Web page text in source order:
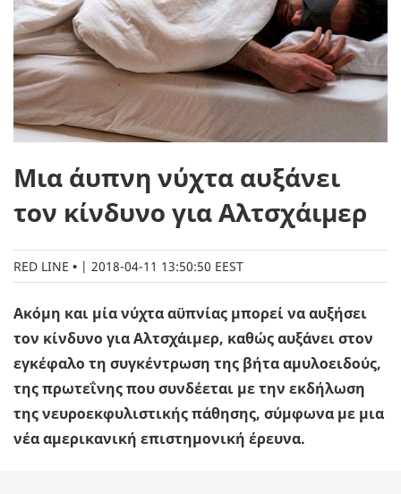
Μια άυπνη νύχτα αυξάνει
τον κίνδυνο για Αλτσχάιμερ
RED LINE | 2018-04-11 13:50:50 EEST
Ακόμη και μία νύχτα αϋπνίας μπορεί να αυξήσει
τον κίνδυνο για Aλτσχάιμερ, καθώς αυξάνει στον
εγκέφαλο τη συγκέντρωση της βήτα αμυλοειδούς,
της πρωτεΐνης που συνδέεται με την εκδήλωση
της νευροεκφυλιστικής πάθησης, σύμφωνα με μια
νέα αμερικανική επιστημονική έρευνα.